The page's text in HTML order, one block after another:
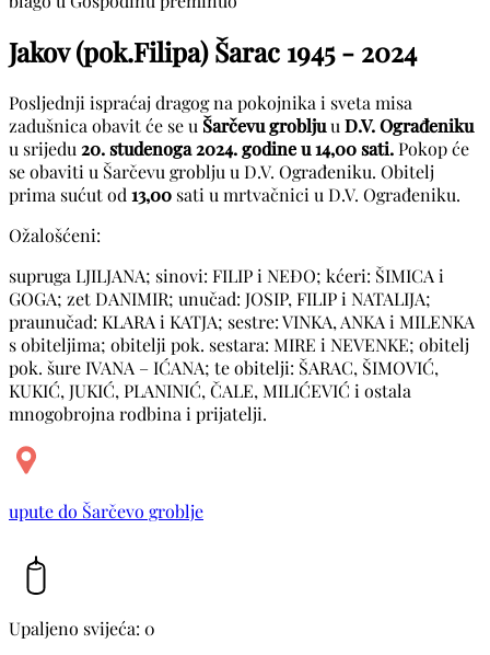
Jakov (pok.Filipa) Šarac 1945 - 2024
Posljednji ispraćaj dragog na pokojnika i sveta misa
zadušnica obavit će se u Šarčevu grobljuu D.V. Ograđeniku
u srijedu 20. studenoga 2024. godine u 14,00 sati.Pokop će
se obaviti u Šarčevu groblju u D.V. Ograđeniku. Obitelj
prima sućut od 13,00 sati u mrtvačnici u D.V. Ograđeniku.
Ožalošćeni:
supruga LJILJANA; sinovi: FILIP i NEĐO; kćeri: ŠIMICA i
GOGA; zet DANIMIR; unučad: JOSIP, FILIP i NATALIJA;
praunučad: KLARA i KATJA; sestre: VINKA, ANKA i MILENKA
s obiteljima; obitelji pok. sestara: MIRE i NEVENKE; obitelj
pok. šure IVANA – IĆANA; te obitelji: ŠARAC, ŠIMOVIĆ,
KUKIĆ, JUKIĆ, PLANINIĆ, ČALE, MILIĆEVIĆ i ostala
mnogobrojna rodbina i prijatelji.
upute do Šarčevo groblje
Upaljeno svijeća: 0